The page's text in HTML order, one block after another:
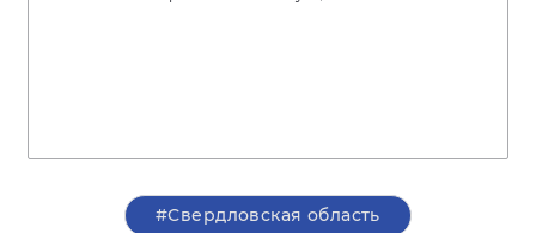
#Свердловская область